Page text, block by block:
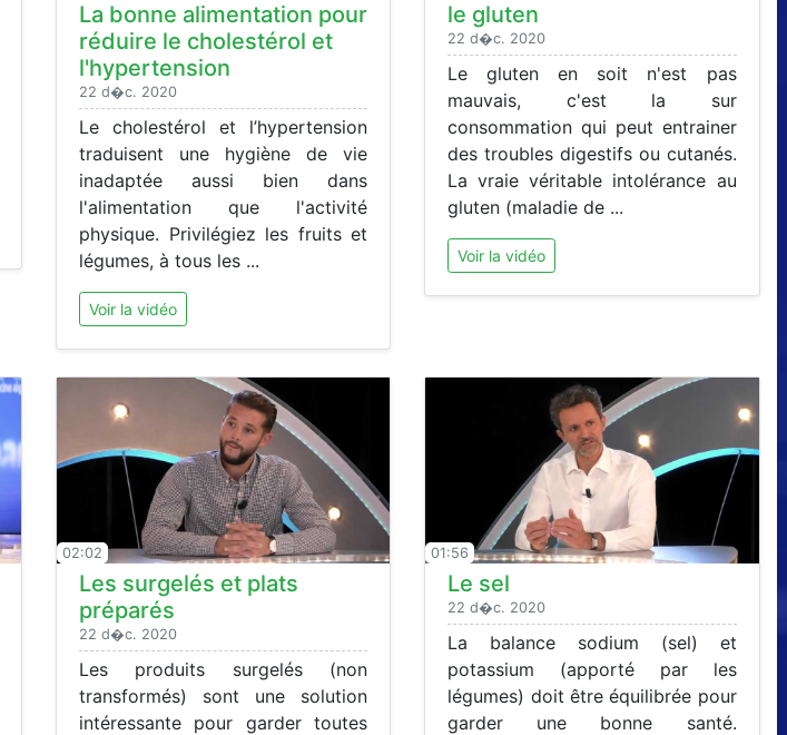
La bonne alimentation pour
réduire le cholestérol et
l'hypertension
22 d�c. 2020
Le cholestérol et l’hypertension
traduisent une hygiène de vie
inadaptée aussi bien dans
l'alimentation que l'activité
physique. Privilégiez les fruits et
légumes, à tous les ...
Voir la vidéo
le gluten
22 d�c. 2020
Le gluten en soit n'est pas
mauvais, c'est la sur
consommation qui peut entrainer
des troubles digestifs ou cutanés.
La vraie véritable intolérance au
gluten (maladie de ...
Voir la vidéo
02:02
Les surgelés et plats
préparés
22 d�c. 2020
Les produits surgelés (non
transformés) sont une solution
intéressante pour garder toutes
01:56
Le sel
22 d�c. 2020
La balance sodium (sel) et
potassium (apporté par les
légumes) doit être équilibrée pour
garder une bonne santé.